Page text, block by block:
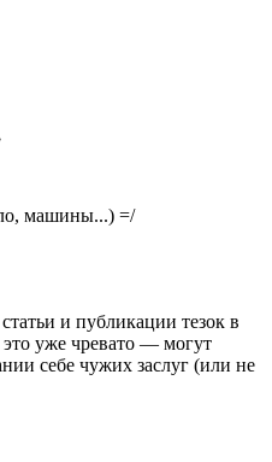
машины...) =/
и публикации тезок в
уже чревато — могут
себе чужих заслуг (или не